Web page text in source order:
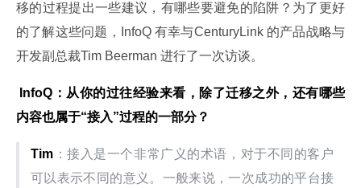
移的过程提出一些建议，有哪些要避免的陷阱？为了更好
的了解这些问题，InfoQ 有幸与CenturyLink 的产品战略与
开发副总裁Tim Beerman 进行了一次访谈。
InfoQ ：从你的过往经验来看，除了迁移之外，还有哪些
内容也属于“接入”过程的一部分？
Tim ：接入是一个非常广义的术语，对于不同的客户
可以表示不同的意义。一般来说，一次成功的平台接